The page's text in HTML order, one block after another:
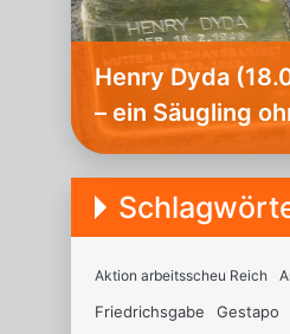
Hen­ry Dyda
– ein Säug­ling
Aktion arbeitsscheu Reich
Friedrichsgabe Gestapo